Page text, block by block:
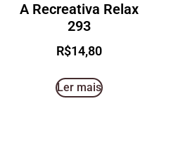
A Recreativa Relax
293
R$14,80
Ler mais